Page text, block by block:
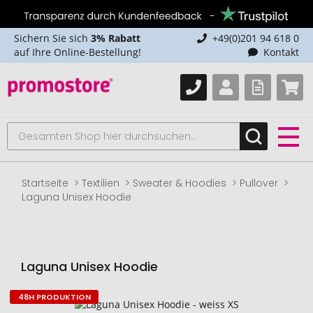
Sichern Sie sich 3% Rabatt
auf Ihre Online-Bestellung!
+49(0)201 94 618 0
Kontakt
Startseite Textilien Sweater & Hoodies
Pullover
Laguna Unisex Hoodie
Laguna Unisex Hoodie
Zum
48H PRODUKTION